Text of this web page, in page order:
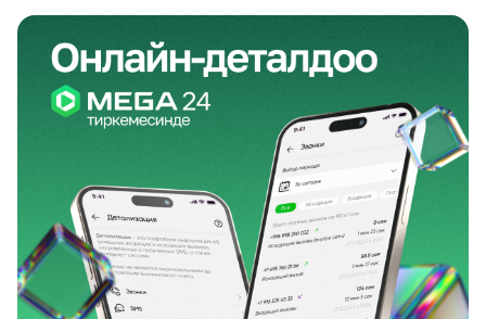
Кызматтар
Кызматтар Көңүл ачуучу Соц. тармактар
Компания
Биз жөнүндө Жаңылыктар MEGAда иште
Кызмат көрсөтүүлөр